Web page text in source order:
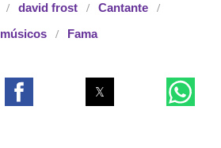
david frost Cantante
músicos Fama